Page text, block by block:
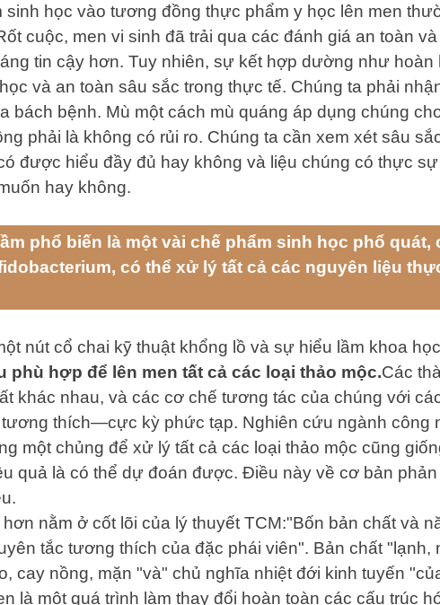
sinh học vào tương đồng thực phẩm y học lên men
cuộc, men vi sinh đã trải qua các đánh giá an toàn
tin cậy hơn. Tuy nhiên, sự kết hợp dường như hoàn
và an toàn sâu sắc trong thực tế. Chúng ta phải
bách bệnh. Mù một cách mù quáng áp dụng chúng
phải là không có rủi ro. Chúng ta cần xem xét sâu
được hiểu đầy đủ hay không và liệu chúng có thực
hay không.
phổ biến là một vài chế phẩm sinh học phổ quát,
có thể xử lý tất cả các nguyên liệu
nút cổ chai kỹ thuật khổng lồ và sự hiểu lầm khoa
phù hợp để lên men tất cả các loại thảo mộc.Các
khác nhau, và các cơ chế tương tác của chúng với
thích—cực kỳ phức tạp. Nghiên cứu ngành công
một chủng để xử lý tất cả các loại thảo mộc cũng
quả là có thể dự đoán được. Điều này về cơ bản
nằm ở cốt lõi của lý thuyết TCM:"Bốn bản chất và
tắc tương thích của đặc phái viên". Bản chất "lạnh,
cay nồng, mặn "và" chủ nghĩa nhiệt đới kinh tuyến
là một quá trình làm thay đổi hoàn toàn các cấu trúc